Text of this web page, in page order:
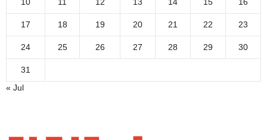
17 18 19 20 21 22 23
24 25 26 27 28 29 30
31
« Jul